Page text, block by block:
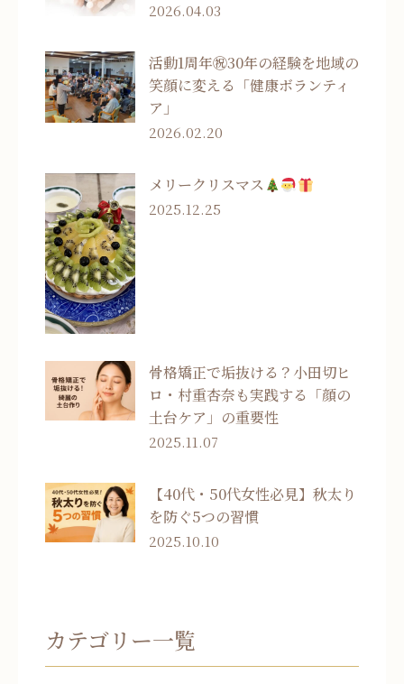
2026.04.03
活動1周年㊗30年の経験を地域の
笑顔に変える「健康ボランティ
ア」
2026.02.20
メリークリスマス
2025.12.25
骨格矯正で垢抜ける？小田切ヒ
ロ・村重杏奈も実践する「顔の
土台ケア」の重要性
2025.11.07
【40代・50代女性必見】秋太り
を防ぐ5つの習慣
2025.10.10
カテゴリー一覧